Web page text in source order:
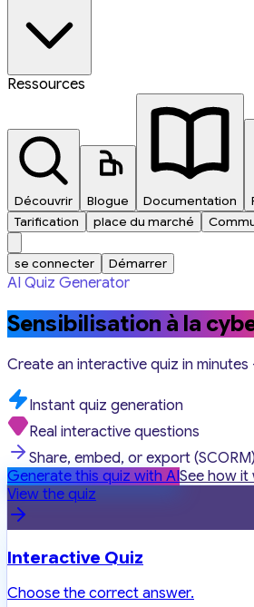
Ressources
Découvrir Blogue Documentation
Tarification
place du marché
se connecter Démarrer
AI Quiz Generator
Sensibilisation à la
Create an interactive quiz in
Instant quiz generation
Real interactive questions
Share, embed, or export (SCORM)
Generate this quiz with AISee how it
View the quiz
Interactive Quiz
Choose the correct answer.